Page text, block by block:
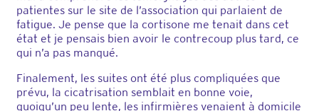
patientes sur le site de l’association qui parlaient de
fatigue. Je pense que la cortisone me tenait dans cet
état et je pensais bien avoir le contrecoup plus tard, ce
qui n’a pas manqué.
Finalement, les suites ont été plus compliquées que
prévu, la cicatrisation semblait en bonne voie,
quoiqu’un peu lente, les infirmières venaient à domicile